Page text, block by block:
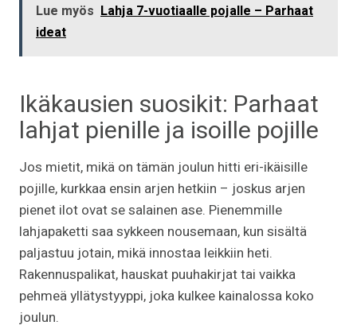
Lue myös Lahja 7-vuotiaalle pojalle – Parhaat
ideat
Ikäkausien suosikit: Parhaat
lahjat pienille ja isoille pojille
Jos mietit, mikä on tämän joulun hitti eri-ikäisille
pojille, kurkkaa ensin arjen hetkiin – joskus arjen
pienet ilot ovat se salainen ase. Pienemmille
lahjapaketti saa sykkeen nousemaan, kun sisältä
paljastuu jotain, mikä innostaa leikkiin heti.
Rakennuspalikat, hauskat puuhakirjat tai vaikka
pehmeä yllätystyyppi, joka kulkee kainalossa koko
joulun.